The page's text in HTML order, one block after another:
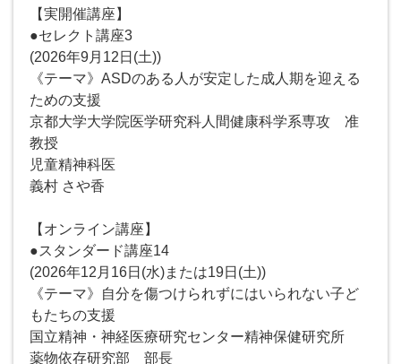
【実開催講座】
●セレクト講座3
(2026年9月12日(土))
《テーマ》ASDのある人が安定した成人期を迎える
ための支援
京都大学大学院医学研究科人間健康科学系専攻 准
教授
児童精神科医
義村 さや香
【オンライン講座】
●スタンダード講座14
(2026年12月16日(水)または19日(土))
《テーマ》自分を傷つけられずにはいられない子ど
もたちの支援
国立精神・神経医療研究センター精神保健研究所
薬物依存研究部 部長